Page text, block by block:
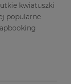
kwiatuszki
popularne